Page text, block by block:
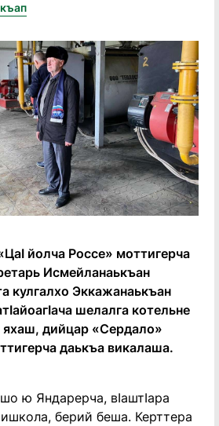
йолча Россе» моттигерча
Исмейланаькъан
кулгалхо Эккажанаькъан
шелалга котельне
дийцар «Сердало»
даькъа викалаша.
ю Яндарерча, вIаштӀара
берий беша. Керттера